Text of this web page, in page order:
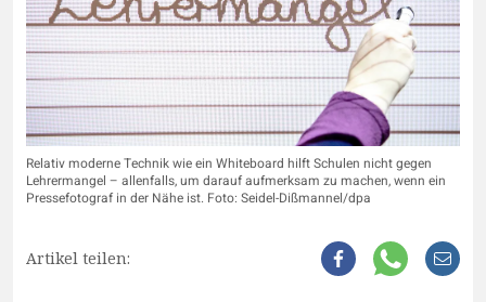
Relativ moderne Technik wie ein Whiteboard hilft Schulen nicht gegen
Lehrermangel – allenfalls, um darauf aufmerksam zu machen, wenn ein
Pressefotograf in der Nähe ist. Foto: Seidel-Dißmannel/dpa
Artikel teilen: